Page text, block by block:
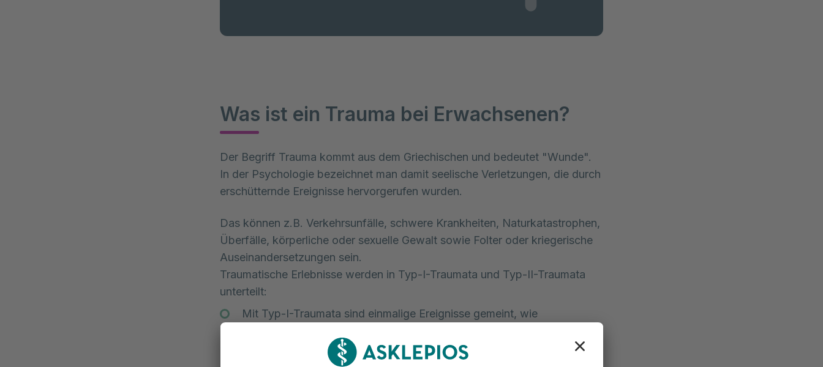
Was ist ein Trauma bei Erwachsenen?
Der Begriff Trauma kommt aus dem Griechischen und bedeutet "Wunde".
In der Psychologie bezeichnet man damit seelische Verletzungen, die durch
erschütternde Ereignisse hervorgerufen wurden.
Das können z.B. Verkehrsunfälle, schwere Krankheiten, Naturkatastrophen,
Überfälle, körperliche oder sexuelle Gewalt sowie Folter oder kriegerische
Auseinandersetzungen sein.
Traumatische Erlebnisse werden in Typ-I-Traumata und Typ-II-Traumata
unterteilt:
Mit Typ-I-Traumata sind einmalige Ereignisse gemeint, wie
Naturkatastrophen.